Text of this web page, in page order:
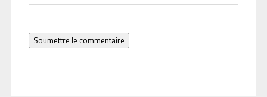
Soumettre le commentaire